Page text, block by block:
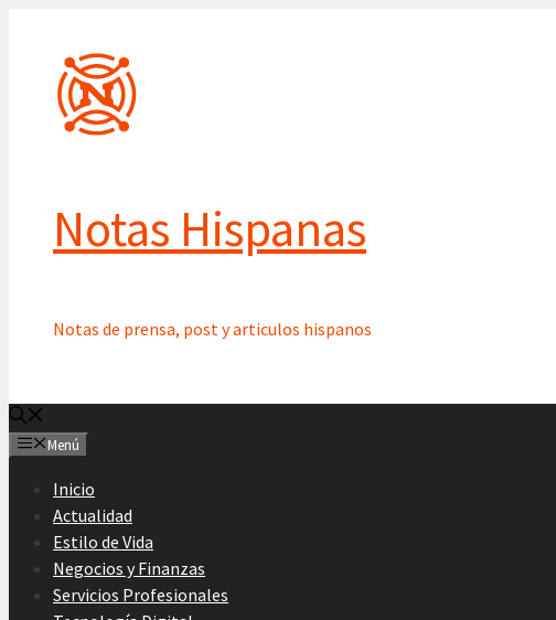
contenido
Notas Hispanas
Notas de prensa, post y articulos hispanos
Menú
Inicio
Actualidad
Estilo de Vida
Negocios y Finanzas
Servicios Profesionales